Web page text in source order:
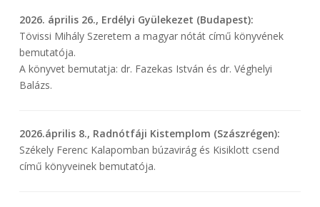
2026. április 26., Erdélyi Gyülekezet (Budapest):
Tövissi Mihály Szeretem a magyar nótát című könyvének
bemutatója.
A könyvet bemutatja: dr. Fazekas István és dr. Véghelyi
Balázs.
2026.április 8., Radnótfáji Kistemplom (Szászrégen):
Székely Ferenc Kalapomban búzavirág és Kisiklott csend
című könyveinek bemutatója.